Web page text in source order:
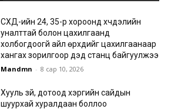
СХД-ийн 24, 35-р хороонд хүчдэлийн
уналттай болон цахилгаанд
холбогдоогүй айл өрхүүдийг цахилгаанаар
хангах зорилгоор дэд станц байгуулжээ
Mandmn - 8 сар 10, 2026
Хууль зүй, дотоод хэргийн сайдын
шуурхай хуралдаан боллоо